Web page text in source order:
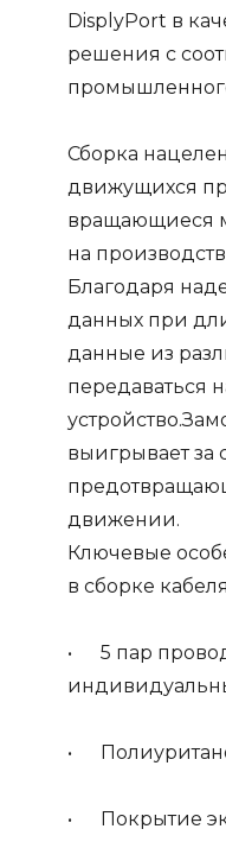
DisplyPort в
решения с
Сборка
движущихся
вращающиеся
на
Благодаря
данных при
данные из
передаваться
выигрывает за
движении.
Ключевые
в сборке
• 5 пар
•
• Покрытие